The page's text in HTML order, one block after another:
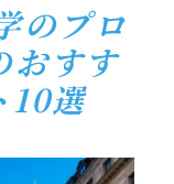
のプロ
おすす
10選